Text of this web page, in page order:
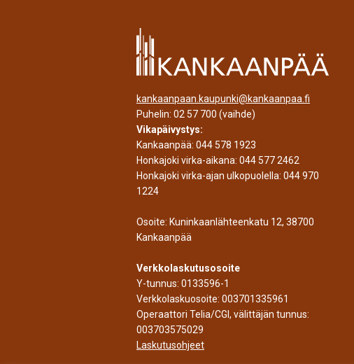
kankaanpaan.kaupunki@kankaanpaa.fi
Puhelin: 02 57 700 (vaihde)
Vikapäivystys:
Kankaanpää: 044 578 1923
Honkajoki virka-aikana: 044 577 2462
Honkajoki virka-ajan ulkopuolella: 044 970
1224
Osoite: Kuninkaanlähteenkatu 12, 38700
Kankaanpää
Verkkolaskutusosoite
Y-tunnus: 0133596-1
Verkkolaskuosoite: 003701335961
Operaattori Telia/CGI, välittäjän tunnus:
003703575029
Laskutusohjeet